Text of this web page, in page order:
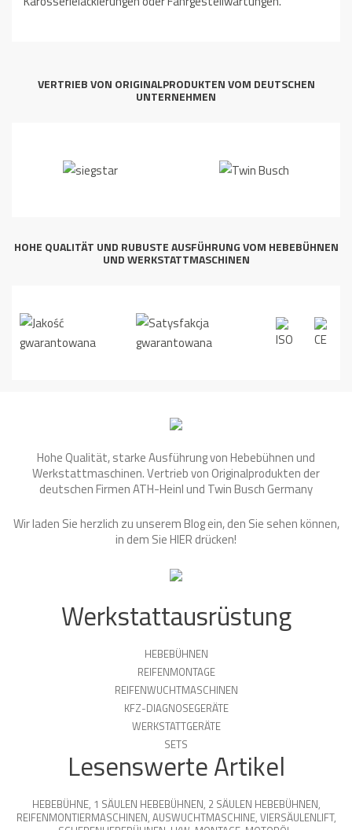
VERTRIEB VON ORIGINALPRODUKTEN VOM DEUTSCHEN
UNTERNEHMEN
HOHE QUALITÄT UND RUBUSTE AUSFÜHRUNG VOM HEBEBÜHNEN
UND WERKSTATTMASCHINEN
Hohe Qualität, starke Ausführung von Hebebühnen und
Werkstattmaschinen. Vertrieb von Originalprodukten der
deutschen Firmen ATH-Heinl und Twin Busch Germany
Wir laden Sie herzlich zu unserem Blog ein, den Sie sehen können,
in dem SieHIER drücken!
Werkstattausrüstung
HEBEBÜHNEN
REIFENMONTAGE
REIFENWUCHTMASCHINEN
KFZ-DIAGNOSEGERÄTE
WERKSTATTGERÄTE
SETS
Lesenswerte Artikel
HEBEBÜHNE, 1 SÄULEN HEBEBÜHNEN, 2 SÄULEN HEBEBÜHNEN,
REIFENMONTIERMASCHINEN, AUSWUCHTMASCHINE, VIERSÄULENLIFT,